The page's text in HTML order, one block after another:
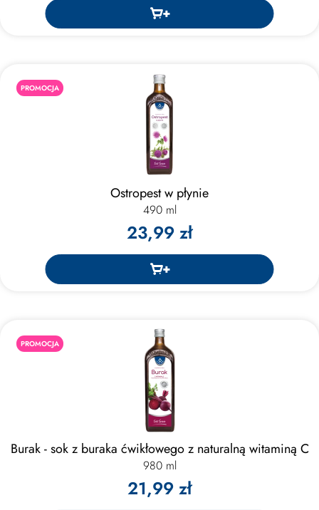
PROMOCJA
Ostropest w płynie
490 ml
23,99 zł
PROMOCJA
Burak - sok z buraka ćwikłowego z naturalną witaminą C
980 ml
21,99 zł